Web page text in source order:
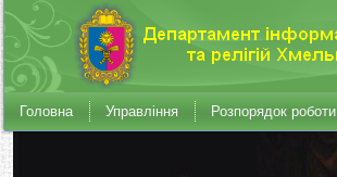
Головна Управління Розпорядок роботи